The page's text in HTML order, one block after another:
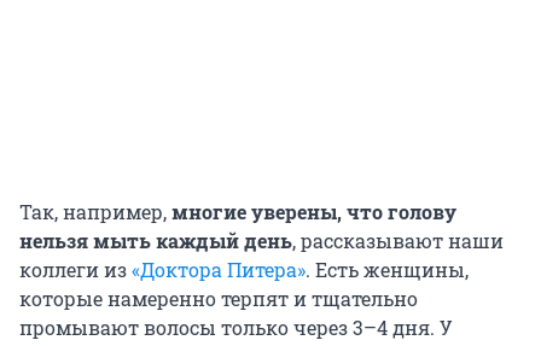
Так, например,многие уверены, что голову
нельзя мыть каждый день, рассказывают наши
коллеги из«Доктора Питера». Есть женщины,
которые намеренно терпят и тщательно
промывают волосы только через 3–4 дня. У